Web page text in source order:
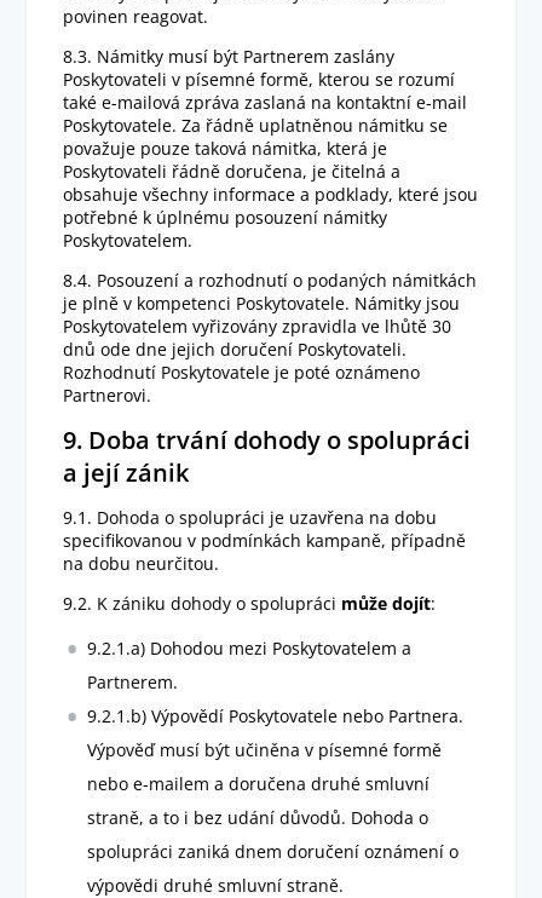
povinen reagovat.
8.3. Námitky musí být Partnerem zaslány
Poskytovateli v písemné formě, kterou se rozumí
také e-mailová zpráva zaslaná na kontaktní e-mail
Poskytovatele. Za řádně uplatněnou námitku se
považuje pouze taková námitka, která je
Poskytovateli řádně doručena, je čitelná a
obsahuje všechny informace a podklady, které jsou
potřebné k úplnému posouzení námitky
Poskytovatelem.
8.4. Posouzení a rozhodnutí o podaných námitkách
je plně v kompetenci Poskytovatele. Námitky jsou
Poskytovatelem vyřizovány zpravidla ve lhůtě 30
dnů ode dne jejich doručení Poskytovateli.
Rozhodnutí Poskytovatele je poté oznámeno
Partnerovi.
9. Doba trvání dohody o spolupráci
a její zánik
9.1. Dohoda o spolupráci je uzavřena na dobu
specifikovanou v podmínkách kampaně, případně
na dobu neurčitou.
9.2. K zániku dohody o spolupráci může dojít:
9.2.1.a) Dohodou mezi Poskytovatelem a
Partnerem.
9.2.1.b) Výpovědí Poskytovatele nebo Partnera.
Výpověď musí být učiněna v písemné formě
nebo e-mailem a doručena druhé smluvní
straně, a to i bez udání důvodů. Dohoda o
spolupráci zaniká dnem doručení oznámení o
výpovědi druhé smluvní straně.